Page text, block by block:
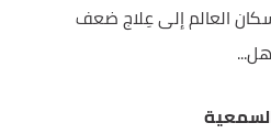
من سكان العالم إلى عِلاج ضعف